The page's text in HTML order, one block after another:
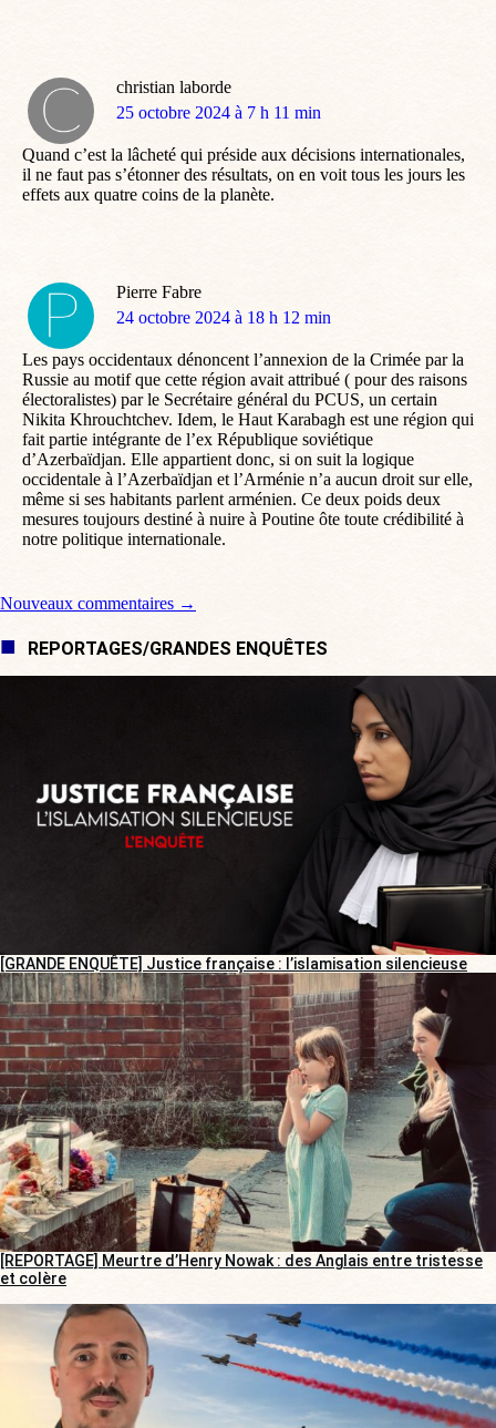
christian laborde
dit
25 octobre 2024 à 7 h 11 min
Quand c’est la lâcheté qui préside aux décisions internationales,
il ne faut pas s’étonner des résultats, on en voit tous les jours les
effets aux quatre coins de la planète.
Pierre Fabre
dit
24 octobre 2024 à 18 h 12 min
Les pays occidentaux dénoncent l’annexion de la Crimée par la
Russie au motif que cette région avait attribué ( pour des raisons
électoralistes) par le Secrétaire général du PCUS, un certain
Nikita Khrouchtchev. Idem, le Haut Karabagh est une région qui
fait partie intégrante de l’ex République soviétique
d’Azerbaïdjan. Elle appartient donc, si on suit la logique
occidentale à l’Azerbaïdjan et l’Arménie n’a aucun droit sur elle,
même si ses habitants parlent arménien. Ce deux poids deux
mesures toujours destiné à nuire à Poutine ôte toute crédibilité à
notre politique internationale.
Navigation de commentaire
Nouveaux commentaires →
REPORTAGES/GRANDES ENQUÊTES
[GRANDE ENQUÊTE] Justice française : l’islamisation silencieuse
[REPORTAGE] Meurtre d’Henry Nowak : des Anglais entre tristesse
et colère